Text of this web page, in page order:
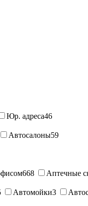
Юр. адреса46
Автосалоны59
668 Аптечные
Автомойки3